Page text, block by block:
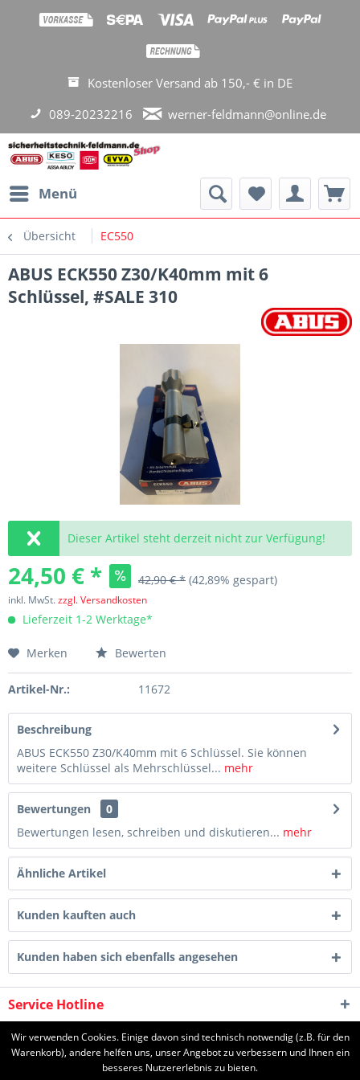
Kostenloser Versand ab 150,- € in DE
089-20232216
werner-feldmann@online.de
Menü
Übersicht EC550
ABUS ECK550 Z30/K40mm mit 6
Schlüssel, #SALE 310
Dieser Artikel steht derzeit nicht zur Verfügung!
24,50 € * 42,90 € * (42,89% gespart)
inkl. MwSt.zzgl. Versandkosten
Lieferzeit 1-2 Werktage*
Merken Bewerten
Artikel-Nr.: 11672
Beschreibung
ABUS ECK550 Z30/K40mm mit 6 Schlüssel. Sie können
weitere Schlüssel als Mehrschlüssel... mehr
Bewertungen
0
Bewertungen lesen, schreiben und diskutieren... mehr
Ähnliche Artikel
Kunden kauften auch
Kunden haben sich ebenfalls angesehen
Service Hotline
Shop Service
Wir verwenden Cookies. Einige davon sind technisch notwendig (z.B. für den
Warenkorb), andere helfen uns, unser Angebot zu verbessern und Ihnen ein
besseres Nutzererlebnis zu bieten.